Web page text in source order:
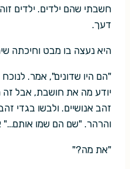
חשבתי שהם ילדים. ילדים
דעך.
היא נעצה בו מבט וחיכתה
"הם היו שדונים", אמר.
יודע מה את חושבת, אבל זה
זהב אנושיים. ולבשו בגדי
והרהר. "שם הם שמו אותם…"
"את מה?"